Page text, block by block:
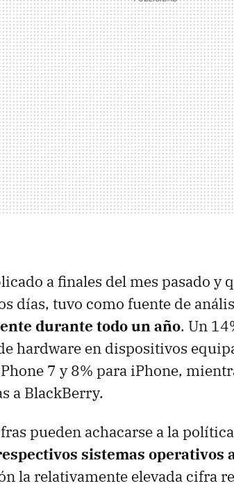
a finales del mes pasado y
días, tuvo como fuente de
durante todo un año. Un
hardware en dispositivos
7 y 8% para iPhone,
a BlackBerry.
pueden achacarse a la
sistemas operativos
la relativamente elevada cifra